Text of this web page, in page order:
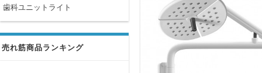
歯科ユニットライト
売れ筋商品ランキング